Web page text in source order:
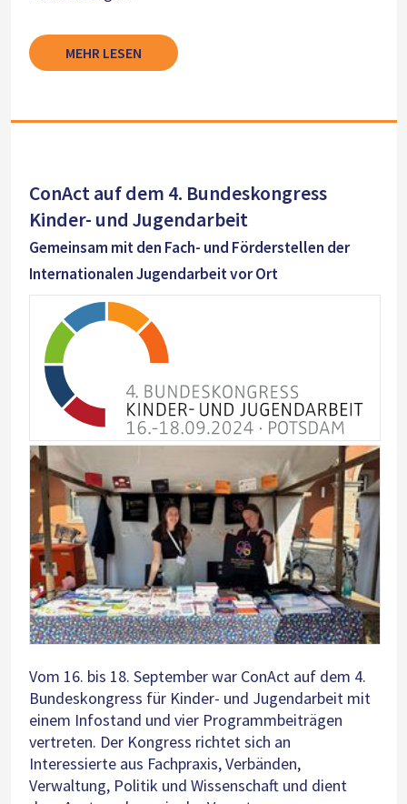
MEHR LESEN
ConAct auf dem 4. Bundeskongress
Kinder- und Jugendarbeit
Gemeinsam mit den Fach- und Förderstellen der
Internationalen Jugendarbeit vor Ort
Vom 16. bis 18. September war ConAct auf dem 4.
Bundeskongress für Kinder- und Jugendarbeit mit
einem Infostand und vier Programmbeiträgen
vertreten. Der Kongress richtet sich an
Interessierte aus Fachpraxis, Verbänden,
Verwaltung, Politik und Wissenschaft und dient